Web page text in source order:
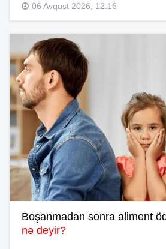
06 Avqust 2026, 12:16
Boşanmadan sonra aliment
nə deyir?